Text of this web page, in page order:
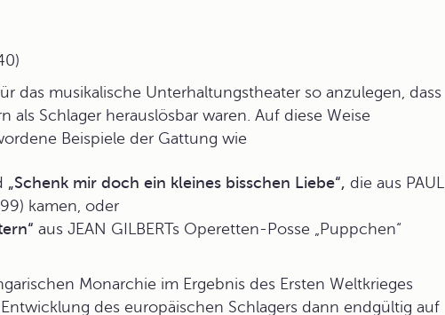
das musikalische Unterhaltungstheater so anzulegen, dass
Schlager herauslösbar waren. Auf diese Weise
Beispiele der Gattung wie
„Schenk mir doch ein kleines bisschen Liebe“, die aus PAUL
kamen, oder
aus JEAN GILBERTs Operetten-Posse „Puppchen“
Monarchie im Ergebnis des Ersten Weltkrieges
des europäischen Schlagers dann endgültig auf